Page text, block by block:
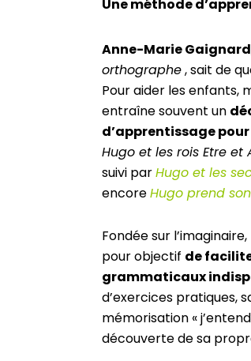
Une méthode
Anne-Marie Gaignard
orthographe, sait de
Pour aider les enfants,
entraîne souvent un
d’apprentissage
Hugo et les rois Etre et
suivi parHugo et les
encoreHugo prend
Fondée sur
pour objectif de
grammaticaux
d’exercices pratiques,
mémorisation «
découverte de sa